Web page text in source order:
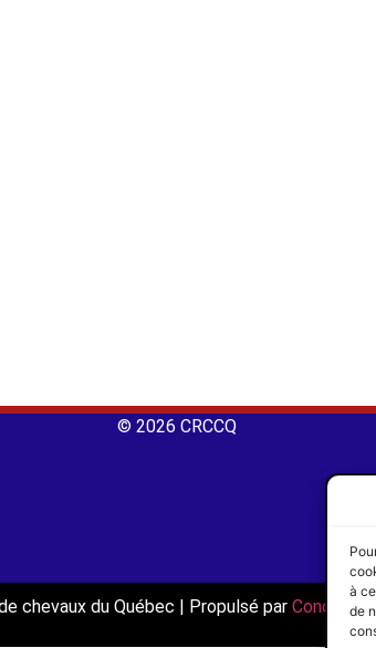
à
de
© 2026 CRCCQ
chevaux du Québec | Propulsé par Concept